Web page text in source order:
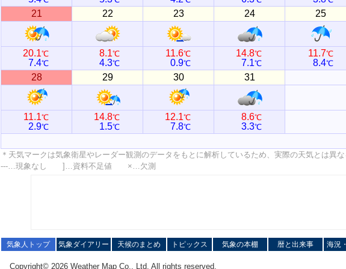
21 22 23 24 25
20.1℃
7.4℃
8.1℃
4.3℃
11.6℃
0.9℃
14.8℃
7.1℃
11.7℃
8.4℃
28 29 30 31
11.1℃
2.9℃
14.8℃
1.5℃
12.1℃
7.8℃
8.6℃
3.3℃
＊天気マークは気象衛星やレーダー観測のデータをもとに解析しているため、実際の天気とは異な
---…現象なし ]…資料不足値 ×…欠測
気象人トップ 気象ダイアリー 天候のまとめ トピックス 気象の本棚 暦と出来事 海況
Copyright© 2026 Weather Map Co., Ltd. All rights reserved.